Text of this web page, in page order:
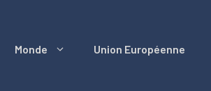
Monde Union Européenne